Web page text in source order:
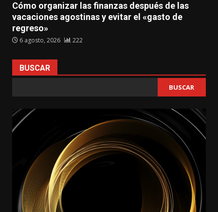
Cómo organizar las finanzas después de las
vacaciones agostinas y evitar el «gasto de
regreso»
6 agosto, 2026 222
BUSCAR
BUSCAR